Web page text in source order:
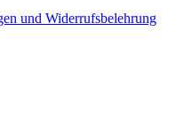
und Widerrufsbelehrung